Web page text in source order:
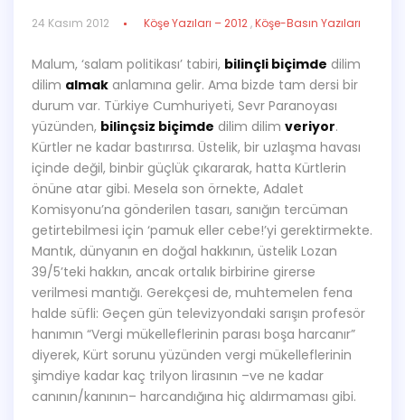
24 Kasım 2012 Köşe Yazıları – 2012,Köşe-Basın Yazıları
Malum, ‘salam politikası’ tabiri, bilinçli biçimde dilim
dilim almak anlamına gelir. Ama bizde tam dersi bir
durum var. Türkiye Cumhuriyeti, Sevr Paranoyası
yüzünden, bilinçsiz biçimde dilim dilim veriyor.
Kürtler ne kadar bastırırsa. Üstelik, bir uzlaşma havası
içinde değil, binbir güçlük çıkararak, hatta Kürtlerin
önüne atar gibi. Mesela son örnekte, Adalet
Komisyonu’na gönderilen tasarı, sanığın tercüman
getirtebilmesi için ‘pamuk eller cebe!’yi gerektirmekte.
Mantık, dünyanın en doğal hakkının, üstelik Lozan
39/5’teki hakkın, ancak ortalık birbirine girerse
verilmesi mantığı. Gerekçesi de, muhtemelen fena
halde süfli: Geçen gün televizyondaki sarışın profesör
hanımın “Vergi mükelleflerinin parası boşa harcanır”
diyerek, Kürt sorunu yüzünden vergi mükelleflerinin
şimdiye kadar kaç trilyon lirasının –ve ne kadar
canının/kanının– harcandığına hiç aldırmaması gibi.